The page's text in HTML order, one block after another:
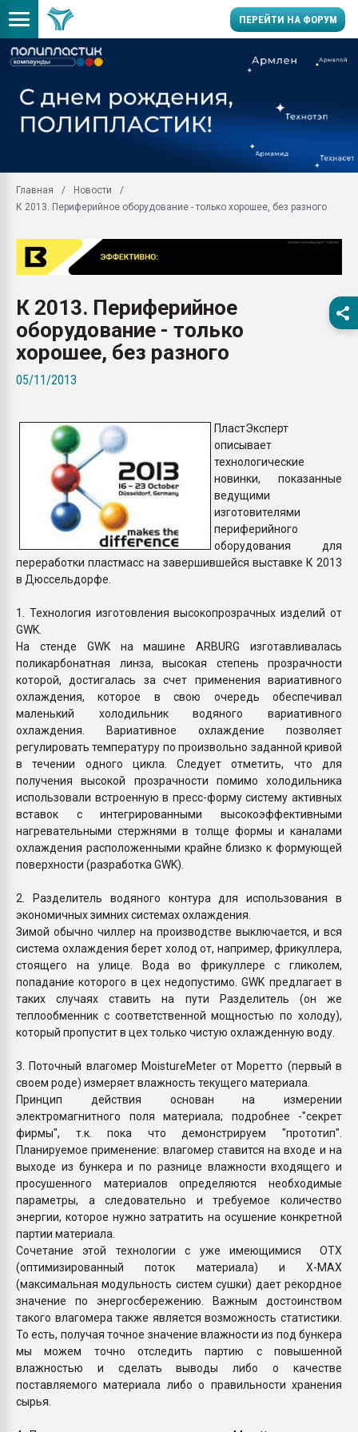
ПЕРЕЙТИ НА ФОРУМ
пластмасс
ситуацией на
поликарбоната и АБС-
26.07.2022 "Сибирский
Главная
Новости
К 2013. Периферийное оборудование - только хорошее, без разного
К 2013. Периферийное
оборудование - только
хорошее, без разного
05/11/2013
ПластЭксперт
описывает
технологические
новинки, показанные
ведущими
изготовителями
периферийного
оборудования для
переработки пластмасс на завершившейся выставке К 2013
в Дюссельдорфе.
1. Технология изготовления высокопрозрачных изделий от
GWK.
На стенде GWK на машине ARBURG изготавливалась
поликарбонатная линза, высокая степень прозрачности
которой, достигалась за счет применения вариативного
охлаждения, которое в свою очередь обеспечивал
маленький холодильник водяного вариативного
охлаждения. Вариативное охлаждение позволяет
регулировать температуру по произвольно заданной кривой
в течении одного цикла. Следует отметить, что для
получения высокой прозрачности помимо холодильника
использовали встроенную в пресс-форму систему активных
вставок с интегрированными высокоэффективными
нагревательными стержнями в толще формы и каналами
охлаждения расположенными крайне близко к формующей
поверхности (разработка GWK).
2. Разделитель водяного контура для использования в
экономичных зимних системах охлаждения.
Зимой обычно чиллер на производстве выключается, и вся
система охлаждения берет холод от, например, фрикуллера,
стоящего на улице. Вода во фрикуллере с гликолем,
попадание которого в цех недопустимо. GWK предлагает в
таких случаях ставить на пути Разделитель (он же
теплообменник с соответственной мощностью по холоду),
который пропустит в цех только чистую охлажденную воду.
3. Поточный влагомер MoistureMeter от Моретто (первый в
своем роде) измеряет влажность текущего материала.
Принцип действия основан на измерении
электромагнитного поля материала; подробнее -"секрет
фирмы", т.к. пока что демонстрируем "прототип".
Планируемое применение: влагомер ставится на входе и на
выходе из бункера и по разнице влажности входящего и
просушенного материалов определяются необходимые
параметры, а следовательно и требуемое количество
энергии, которое нужно затратить на осушение конкретной
партии материала.
Сочетание этой технологии с уже имеющимися ОТХ
(оптимизированный поток материала) и Х-МАХ
(максимальная модульность систем сушки) дает рекордное
значение по энергосбережению. Важным достоинством
такого влагомера также является возможность статистики.
То есть, получая точное значение влажности из под бункера
мы можем точно отследить партию с повышенной
влажностью и сделать выводы либо о качестве
поставляемого материала либо о правильности хранения
сырья.